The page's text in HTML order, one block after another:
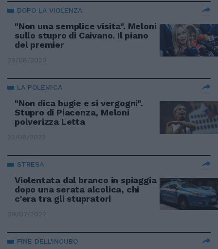
DOPO LA VIOLENZA
"Non una semplice visita". Meloni
sullo stupro di Caivano. Il piano
del premier
28/08/2023
LA POLEMICA
"Non dica bugie e si vergogni".
Stupro di Piacenza, Meloni
polverizza Letta
22/08/2022
STRESA
Violentata dal branco in spiaggia
dopo una serata alcolica, chi
c'era tra gli stupratori
09/07/2022
FINE DELL'INCUBO